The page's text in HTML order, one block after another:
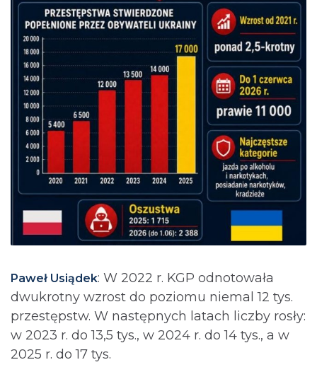
Paweł Usiądek: ⁨W 2022 r. KGP odnotowała
dwukrotny wzrost do poziomu niemal 12 tys.
przestępstw. W następnych latach liczby rosły:
w 2023 r. do 13,5 tys., w 2024 r. do 14 tys., a w
2025 r. do 17 tys.